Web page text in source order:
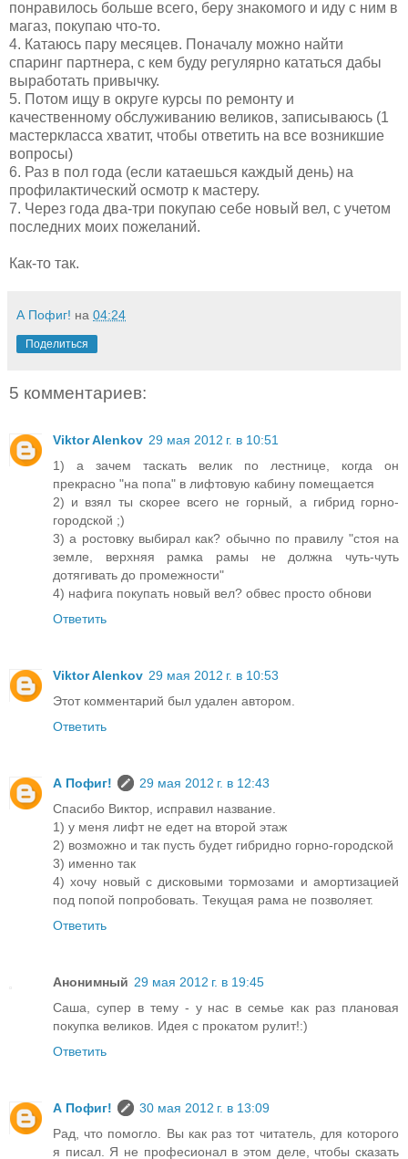
понравилось больше всего, беру знакомого и иду с ним в
магаз, покупаю что-то.
4. Катаюсь пару месяцев. Поначалу можно найти
спаринг партнера, с кем буду регулярно кататься дабы
выработать привычку.
5. Потом ищу в округе курсы по ремонту и
качественному обслуживанию великов, записываюсь (1
мастеркласса хватит, чтобы ответить на все возникшие
вопросы)
6. Раз в пол года (если катаешься каждый день) на
профилактический осмотр к мастеру.
7. Через года два-три покупаю себе новый вел, с учетом
последних моих пожеланий.
Как-то так.
А Пофиг! на 04:24
Поделиться
5 комментариев:
Viktor Alenkov 29 мая 2012 г. в 10:51
1) а зачем таскать велик по лестнице, когда он
прекрасно "на попа" в лифтовую кабину помещается
2) и взял ты скорее всего не горный, а гибрид горно-
городской ;)
3) а ростовку выбирал как? обычно по правилу "стоя на
земле, верхняя рамка рамы не должна чуть-чуть
дотягивать до промежности"
4) нафига покупать новый вел? обвес просто обнови
Ответить
Viktor Alenkov 29 мая 2012 г. в 10:53
Этот комментарий был удален автором.
Ответить
А Пофиг!
29 мая 2012 г. в 12:43
Спасибо Виктор, исправил название.
1) у меня лифт не едет на второй этаж
2) возможно и так пусть будет гибридно горно-городской
3) именно так
4) хочу новый с дисковыми тормозами и амортизацией
под попой попробовать. Текущая рама не позволяет.
Ответить
Анонимный 29 мая 2012 г. в 19:45
Саша, супер в тему - у нас в семье как раз плановая
покупка великов. Идея с прокатом рулит!:)
Ответить
А Пофиг!
30 мая 2012 г. в 13:09
Рад, что помогло. Вы как раз тот читатель, для которого
я писал. Я не професионал в этом деле, чтобы сказать